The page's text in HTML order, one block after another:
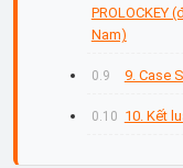
PROLOCKEY
Nam)
9. Case
10. Kết